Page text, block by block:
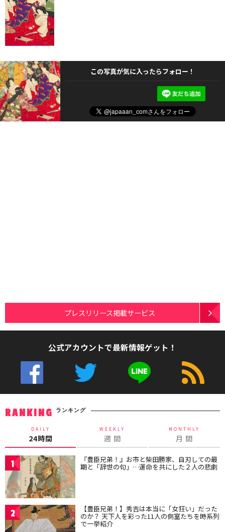
この写真が気に入ったらフォロー！
プレスリリース掲載サービス
公式アカウントで最新情報ゲット！
RANKING ランキング
DAILY
24時間
WEEKLY
週 間
MONTHLY
月 間
1 『豊臣兄弟！』お市と柴田勝家、自刃しての最
期と「辞世の句」…運命を共にした２人の悲劇
2 【豊臣兄弟！】秀吉は本当に「女狂い」だった
のか？ 天下人を彩った11人の側室たちを時系列
で一挙紹介